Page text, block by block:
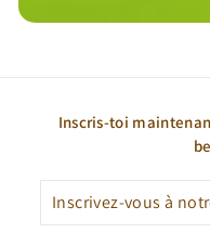
Inscris-toi
vous